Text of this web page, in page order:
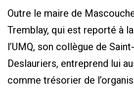
Outre le maire de
Tremblay, qui est reporté à
l’UMQ, son collègue de
Deslauriers, entreprend lui
comme trésorier de